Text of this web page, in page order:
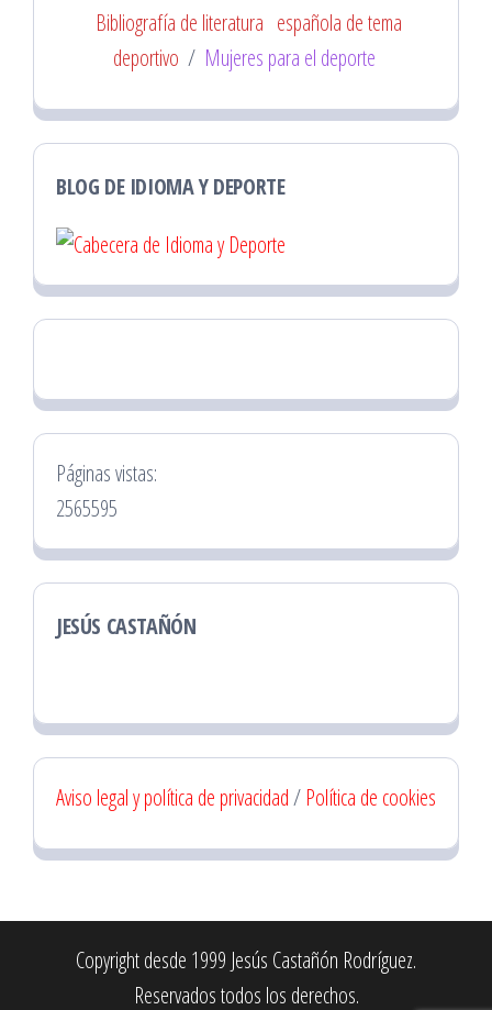
Bibliografía de literatura española de tema
deportivo / Mujeres para el deporte
BLOG DE IDIOMA Y DEPORTE
Páginas vistas:
2565595
JESÚS CASTAÑÓN
Aviso legal y política de privacidad/ Política de cookies
Copyright desde 1999 Jesús Castañón Rodríguez.
Reservados todos los derechos.